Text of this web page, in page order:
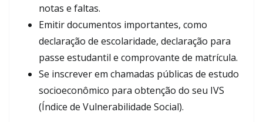
notas e faltas.
Emitir documentos importantes, como
declaração de escolaridade, declaração para
passe estudantil e comprovante de matrícula.
Se inscrever em chamadas públicas de estudo
socioeconômico para obtenção do seu IVS
(Índice de Vulnerabilidade Social).